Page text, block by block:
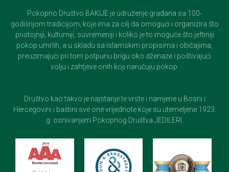
Pokopno Društvo BAKIJE je udruženje građana sa 100-
godišnjom tradicijom, koje ima za cilj da omogući i organizira što
pristojniji, kulturniji, suvremeniji i koliko je to moguće što jeftiniji
pokop umrlih, a u skladu sa islamskim propisima i običajima,
preuzimajući pri tom potpunu brigu oko dženaze i poštivajući
volju i zahtjeve onih koji naručuju pokop.
Društvo kao takvo je najstarije te vrste i namjene u Bosni i
Hercegovini i baštini sve one vrijednote koje su utemeljene 1923.
g. osnivanjem Pokopnog Društva JEDILERI.